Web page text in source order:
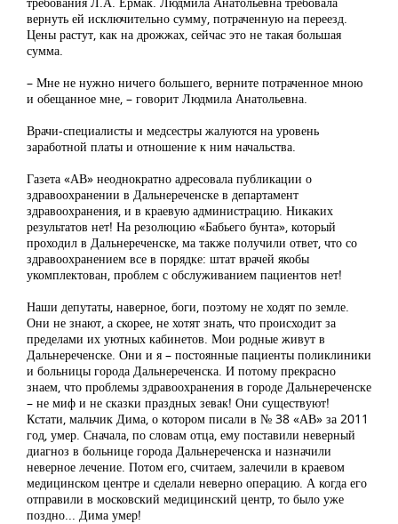
вернуть ей исключительно сумму, потраченную на переезд.
Цены растут, как на дрожжах, сейчас это не такая большая
сумма.
– Мне не нужно ничего большего, верните потраченное мною
и обещанное мне, – говорит Людмила Анатольевна.
Врачи-специалисты и медсестры жалуются на уровень
заработной платы и отношение к ним начальства.
Газета «АВ» неоднократно адресовала публикации о
здравоохранении в Дальнереченске в департамент
здравоохранения, и в краевую администрацию. Никаких
результатов нет! На резолюцию «Бабьего бунта», который
проходил в Дальнереченске, ма также получили ответ, что со
здравоохранением все в порядке: штат врачей якобы
укомплектован, проблем с обслуживанием пациентов нет!
Наши депутаты, наверное, боги, поэтому не ходят по земле.
Они не знают, а скорее, не хотят знать, что происходит за
пределами их уютных кабинетов. Мои родные живут в
Дальнереченске. Они и я – постоянные пациенты поликлиники
и больницы города Дальнереченска. И потому прекрасно
знаем, что проблемы здравоохранения в городе Дальнереченске
– не миф и не сказки праздных зевак! Они существуют!
Кстати, мальчик Дима, о котором писали в № 38 «АВ» за 2011
год, умер. Сначала, по словам отца, ему поставили неверный
диагноз в больнице города Дальнереченска и назначили
неверное лечение. Потом его, считаем, залечили в краевом
медицинском центре и сделали неверно операцию. А когда его
отправили в московский медицинский центр, то было уже
поздно... Дима умер!